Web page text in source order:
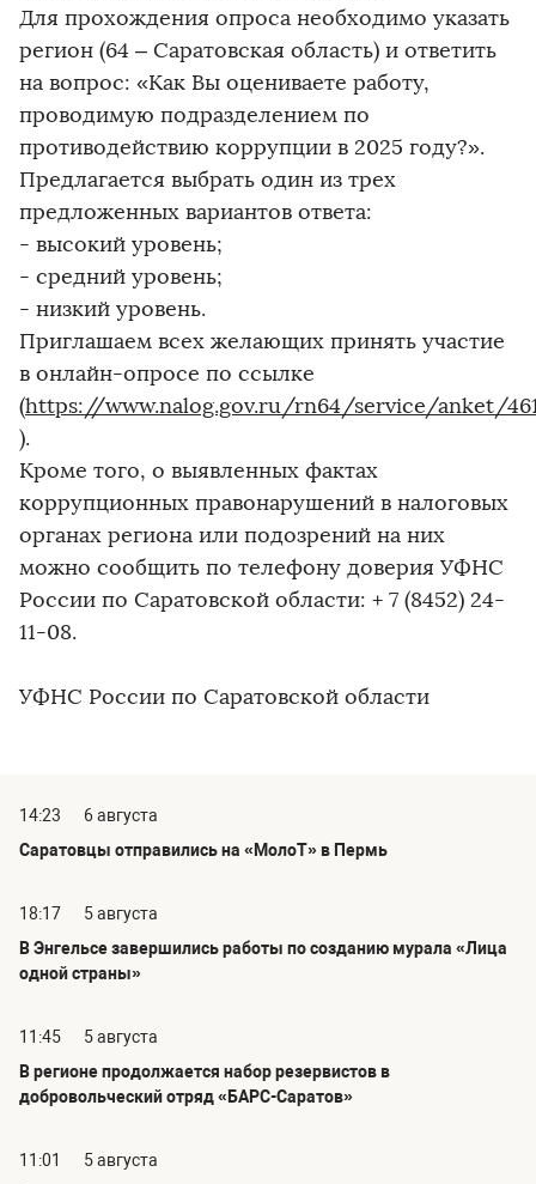
Для прохождения опроса необходимо указать
регион (64 – Саратовская область) и ответить
на вопрос: «Как Вы оцениваете работу,
проводимую подразделением по
противодействию коррупции в 2025 году?».
Предлагается выбрать один из трех
предложенных вариантов ответа:
- высокий уровень;
- средний уровень;
- низкий уровень.
Приглашаем всех желающих принять участие
в онлайн-опросе по ссылке
(https://www.nalog.gov.ru/rn64/service/anket/
).
Кроме того, о выявленных фактах
коррупционных правонарушений в налоговых
органах региона или подозрений на них
можно сообщить по телефону доверия УФНС
России по Саратовской области: + 7 (8452) 24-
11-08.
УФНС России по Саратовской области
14:23
6 августа
Саратовцы отправились на «МолоТ» в Пермь
18:17
5 августа
В Энгельсе завершились работы по созданию мурала «Лица
одной страны»
11:45
5 августа
В регионе продолжается набор резервистов в
добровольческий отряд «БАРС-Саратов»
11:01
5 августа